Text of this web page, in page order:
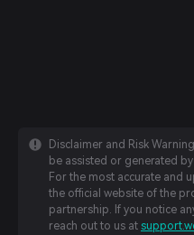
Disclaimer and Risk
be assisted or generated
For the most accurate and
the official website of the
partnership. If you notice
reach out to us at